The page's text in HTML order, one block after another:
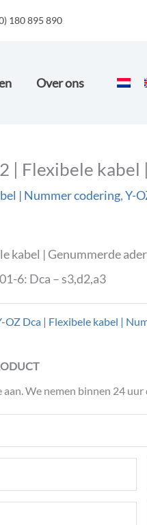
180 895 890
Over ons
| Flexibele kabel
| Nummer codering,Y-
kabel | Genummerde
6: Dca – s3,d2,a3
OZ Dca | Flexibele kabel |
We nemen binnen 24 uur